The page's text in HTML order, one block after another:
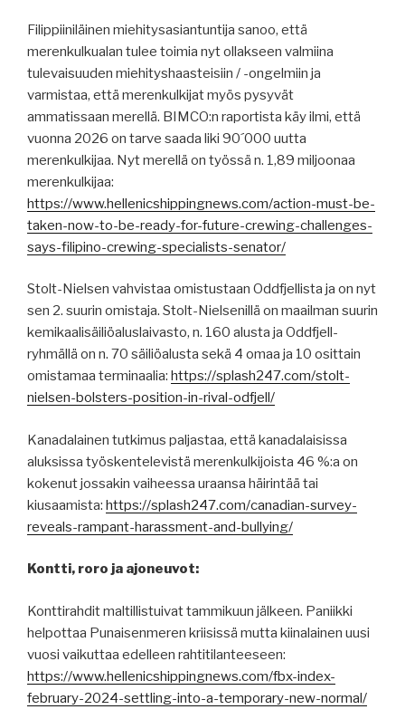
Filippiiniläinen miehitysasiantuntija sanoo, että
merenkulkualan tulee toimia nyt ollakseen valmiina
tulevaisuuden miehityshaasteisiin / -ongelmiin ja
varmistaa, että merenkulkijat myös pysyvät
ammatissaan merellä. BIMCO:n raportista käy ilmi, että
vuonna 2026 on tarve saada liki 90´000 uutta
merenkulkijaa. Nyt merellä on työssä n. 1,89 miljoonaa
merenkulkijaa:
https://www.hellenicshippingnews.com/action-must-be-
taken-now-to-be-ready-for-future-crewing-challenges-
says-filipino-crewing-specialists-senator/
Stolt-Nielsen vahvistaa omistustaan Oddfjellista ja on nyt
sen 2. suurin omistaja. Stolt-Nielsenillä on maailman suurin
kemikaalisäiliöaluslaivasto, n. 160 alusta ja Oddfjell-
ryhmällä on n. 70 säiliöalusta sekä 4 omaa ja 10 osittain
omistamaa terminaalia: https://splash247.com/stolt-
nielsen-bolsters-position-in-rival-odfjell/
Kanadalainen tutkimus paljastaa, että kanadalaisissa
aluksissa työskentelevistä merenkulkijoista 46 %:a on
kokenut jossakin vaiheessa uraansa häirintää tai
kiusaamista: https://splash247.com/canadian-survey-
reveals-rampant-harassment-and-bullying/
Kontti, roro ja ajoneuvot:
Konttirahdit maltillistuivat tammikuun jälkeen. Paniikki
helpottaa Punaisenmeren kriisissä mutta kiinalainen uusi
vuosi vaikuttaa edelleen rahtitilanteeseen:
https://www.hellenicshippingnews.com/fbx-index-
february-2024-settling-into-a-temporary-new-normal/